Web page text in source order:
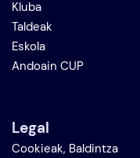
Kluba
Taldeak
Eskola
Andoain CUP
Legal
Cookieak, Baldintza